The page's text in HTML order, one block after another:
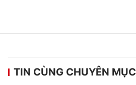
TIN CÙNG CHUYÊN MỤC